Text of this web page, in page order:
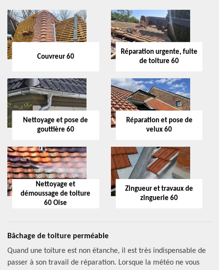
Couvreur 60
Réparation urgente, fuite
de toiture 60
Nettoyage et pose de
gouttière 60
Réparation et pose de
velux 60
Nettoyage et
démoussage de toiture
60 Oise
Zingueur et travaux de
zinguerie 60
Bâchage de toiture perméable
Quand une toiture est non étanche, il est très indispensable de
passer à son travail de réparation. Lorsque la météo ne vous